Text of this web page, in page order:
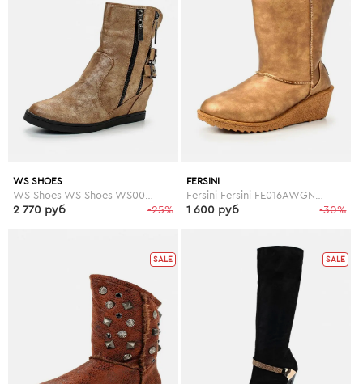
WS SHOES
-25%
2 770 руб
FERSINI
-30%
1 600 руб
SALE SALE